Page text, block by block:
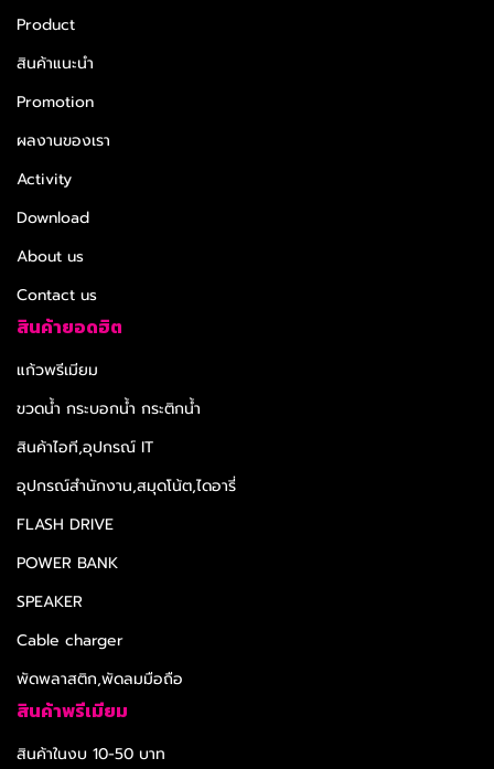
Product
สินค้าแนะนำ
Promotion
ผลงานของเรา
Activity
Download
About us
Contact us
สินค้ายอดฮิต
แก้วพรีเมียม
ขวดน้ำ กระบอกน้ำ กระติกน้ำ
สินค้าไอที,อุปกรณ์ IT
อุปกรณ์สำนักงาน,สมุดโน้ต,ไดอารี่
FLASH DRIVE
POWER BANK
SPEAKER
Cable charger
พัดพลาสติก,พัดลมมือถือ
สินค้าพรีเมียม
สินค้าในงบ 10-50 บาท